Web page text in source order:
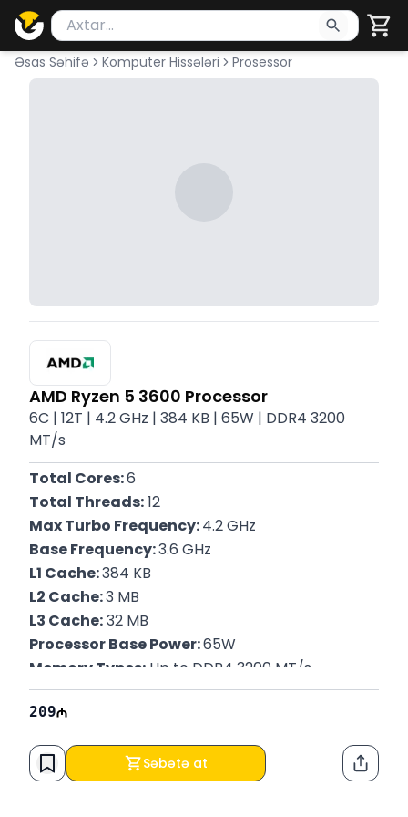
Məhsul axtar
Axtarış üçün ən azı 2 simvol yazın. Göndərmək
Əsas Səhifə Kompüter Hissələri Prosessor
AMD Ryzen 5 3600 Processor
6C | 12T | 4.2 GHz | 384 KB | 65W | DDR4 3200
MT/s
Total Cores: 6
Total Threads: 12
Max Turbo Frequency: 4.2 GHz
Base Frequency: 3.6 GHz
L1 Cache: 384 KB
L2 Cache: 3 MB
L3 Cache: 32 MB
Processor Base Power: 65W
Memory Types: Up to DDR4 3200 MT/s
Zəmanət: 12 Ay
209
Səbətə at